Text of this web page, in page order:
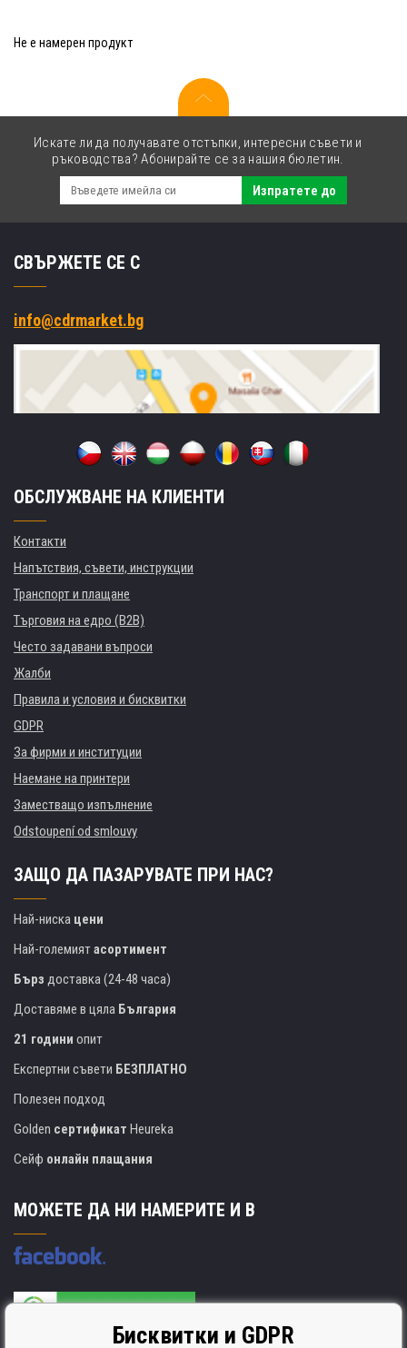
Не е намерен продукт
Искате ли да получавате отстъпки, интересни съвети и
ръководства? Абонирайте се за нашия бюлетин.
Изпратете до
СВЪРЖЕТЕ СЕ С
info@cdrmarket.bg
ОБСЛУЖВАНЕ НА КЛИЕНТИ
Контакти
Напътствия, съвети, инструкции
Транспорт и плащане
Търговия на едро (B2B)
Често задавани въпроси
Жалби
Правила и условия и бисквитки
GDPR
За фирми и институции
Наемане на принтери
Заместващо изпълнение
Odstoupení od smlouvy
ЗАЩО ДА ПАЗАРУВАТЕ ПРИ НАС?
Най-ниска цени
Най-големиятасортимент
Бърз доставка (24-48 часа)
Доставяме в цяла България
21 години опит
Експертни съвети БЕЗПЛАТНО
Полезен подход
Golden сертификат Heureka
Сейф онлайн плащания
МОЖЕТЕ ДА НИ НАМЕРИТЕ И В
Производителят на касети е сертифициран
Бисквитки и GDPR